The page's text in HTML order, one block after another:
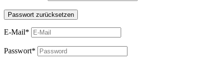
Passwort zurücksetzen
E-Mail*
Passwort*